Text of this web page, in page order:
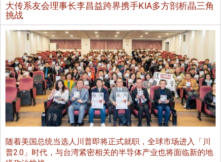
大传系友会理事长李昌益跨界携手KIA多方剖析晶三角
挑战
随着美国总统当选人川普即将正式就职，全球市场进入「川
普2.0」时代，与台湾紧密相关的半导体产业也将面临新的地